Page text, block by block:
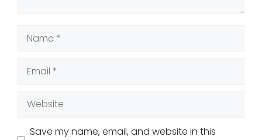
Name
Email
Website
Save my name, email, and website in this